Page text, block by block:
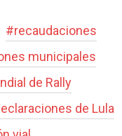
#recaudaciones
municipales
de Rally
de Lula